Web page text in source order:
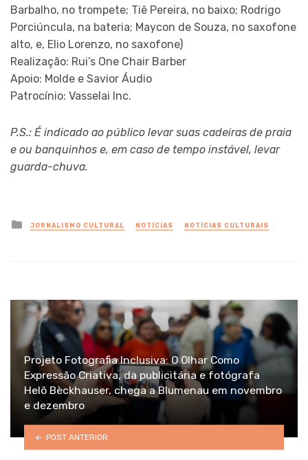
Barbalho, no trompete; Tiê Pereira, no baixo; Rodrigo
Porciúncula, na bateria; Maycon de Souza, no saxofone
alto, e, Elio Lorenzo, no saxofone)
Realização: Rui’s One Chair Barber
Apoio: Molde e Savior Áudio
Patrocínio: Vasselai Inc.
P.S.: É indicado ao público levar suas cadeiras de praia
e ou banquinhos e, em caso de tempo instável, levar
guarda-chuva.
Posted
in
JORNALISMO CULTURAL NOTÍCIAS NOTÍCIAS CULTURAIS
Projeto Fotografia Inclusiva: O Olhar Como
Expressão Criativa, da publicitária e fotógrafa
Helô Bèckhauser, chega a Blumenau em novembro
e dezembro
POST ANTERIOR